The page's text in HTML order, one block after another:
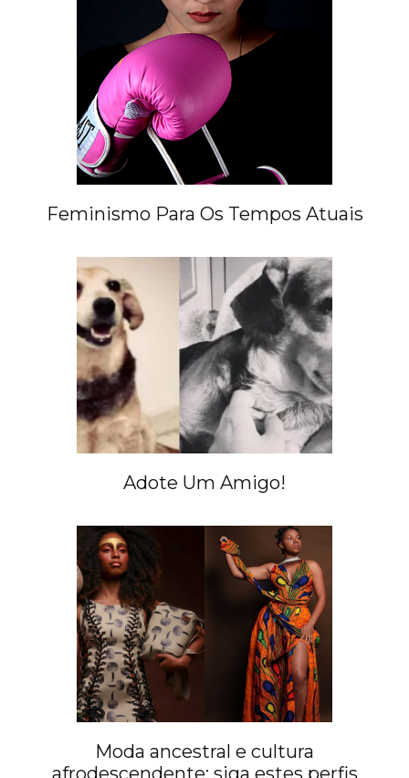
Feminismo Para Os Tempos Atuais
Adote Um Amigo!
Moda ancestral e cultura